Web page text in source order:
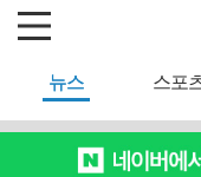
뉴스 스포